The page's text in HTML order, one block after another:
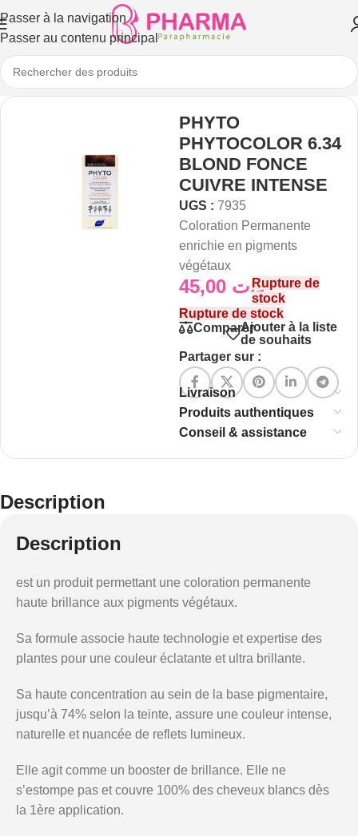
Passer à la navigation
Passer au contenu principal
PHYTO
PHYTOCOLOR 6.34
BLOND FONCE
CUIVRE INTENSE
UGS : 7935
Coloration Permanente
enrichie en pigments
végétaux
د.تRupture de
stock
Rupture de stock
ComparerAjouter à la liste
de souhaits
Partager sur :
Livraison
Produits authentiques
Conseil & assistance
Description
Description
est un produit permettant une coloration permanente
haute brillance aux pigments végétaux.
Sa formule associe haute technologie et expertise des
plantes pour une couleur éclatante et ultra brillante.
Sa haute concentration au sein de la base pigmentaire,
jusqu’à 74% selon la teinte, assure une couleur intense,
naturelle et nuancée de reflets lumineux.
Elle agit comme un booster de brillance. Elle ne
s’estompe pas et couvre 100% des cheveux blancs dès
la 1ère application.